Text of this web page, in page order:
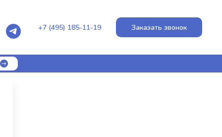
+7 (495) 185-11-19 Заказать звонок